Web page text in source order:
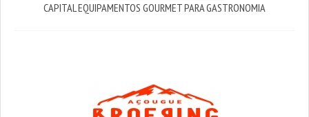
CAPITAL EQUIPAMENTOS GOURMET PARA GASTRONOMIA